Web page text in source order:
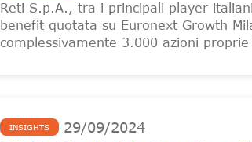
Reti S.p.A., tra i principali player
benefit quotata su Euronext Growth
complessivamente 3.000 azioni
INSIGHTS 29/09/2024